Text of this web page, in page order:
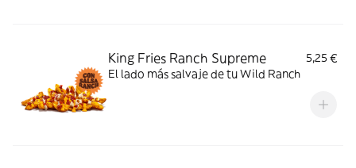
King Fries Ranch Supreme
5,25 €
El lado más salvaje de tu Wild Ranch